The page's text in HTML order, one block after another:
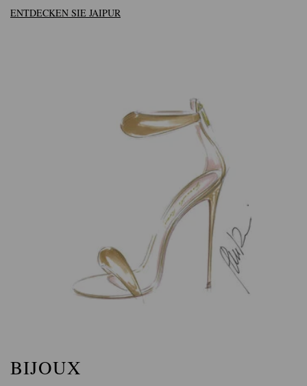
ENTDECKEN SIE JAIPUR
BIJOUX